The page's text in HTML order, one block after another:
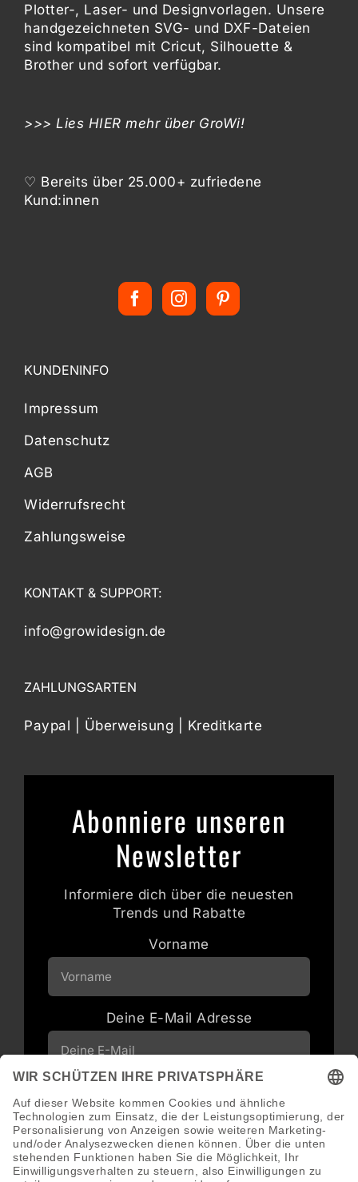
Plotter-, Laser- und Designvorlagen. Unsere
handgezeichneten SVG- und DXF-Dateien
sind kompatibel mit Cricut, Silhouette &
Brother und sofort verfügbar.
>>> Lies HIER mehr über GroWi!
♡ Bereits über 25.000+ zufriedene
Kund:innen
KUNDENINFO
Impressum
Datenschutz
AGB
Widerrufsrecht
Zahlungsweise
KONTAKT & SUPPORT:
info@growidesign.de
ZAHLUNGSARTEN
Paypal | Überweisung | Kreditkarte
Abonniere unseren
Newsletter
Informiere dich über die neuesten
Trends und Rabatte
Vorname
Deine E-Mail Adresse
erhalten
Abonnieren